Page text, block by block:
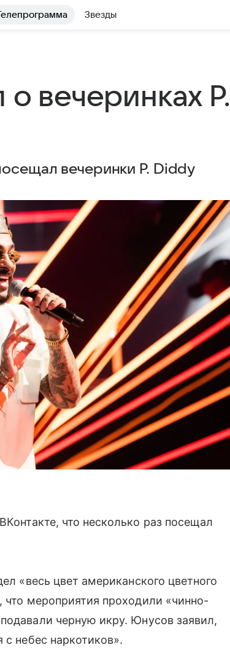
Звезды
вечеринках P.
вечеринки P. Diddy
что несколько раз посещал
«весь цвет американского цветного
что мероприятия проходили «чинно-
черную икру. Юнусов заявил,
небес наркотиков».